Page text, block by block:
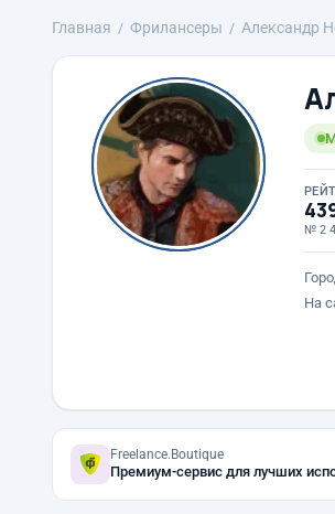
Главная Фрилансеры Александр
№ 2
На
Freelance.Boutique
Премиум-сервис для лучших